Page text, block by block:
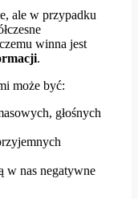
ale w przypadku
winna jest
.
może być:
głośnych
w nas negatywne